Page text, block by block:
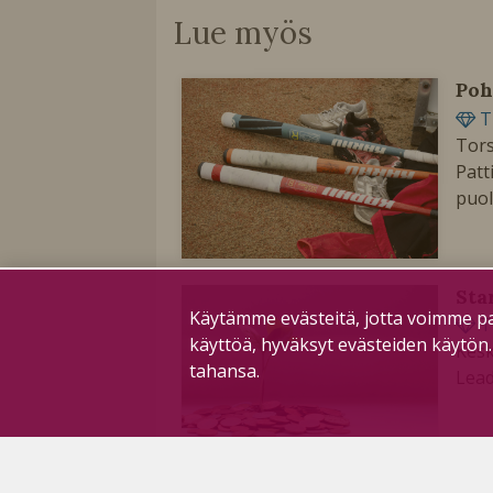
Lue myös
Käytämme evästeitä, jotta voimme
käyttöä, hyväksyt evästeiden
tahansa.